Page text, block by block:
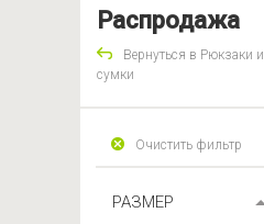
Распродажа
Вернуться в Рюкзаки и
сумки
Очистить фильтр
РАЗМЕР